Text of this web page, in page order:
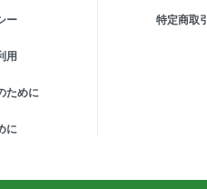
ー
用
ために
に
特定商取引